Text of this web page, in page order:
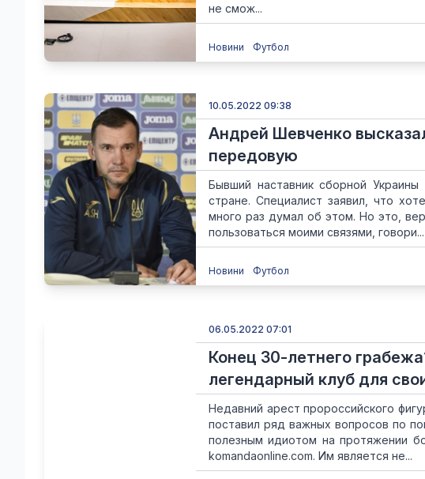
не смож...
Новини Футбол
10.05.2022 09:38
Андрей Шевченко
передовую
Бывший наставник сборной
стране. Специалист заявил, что
много раз думал об этом. Но это,
пользоваться моими связями, говори...
Новини Футбол
06.05.2022 07:01
Конец 30-летнего
легендарный клуб для
Недавний арест пророссийского
поставил ряд важных вопросов по
полезным идиотом на протяжении
komandaonline.com. Им является не...